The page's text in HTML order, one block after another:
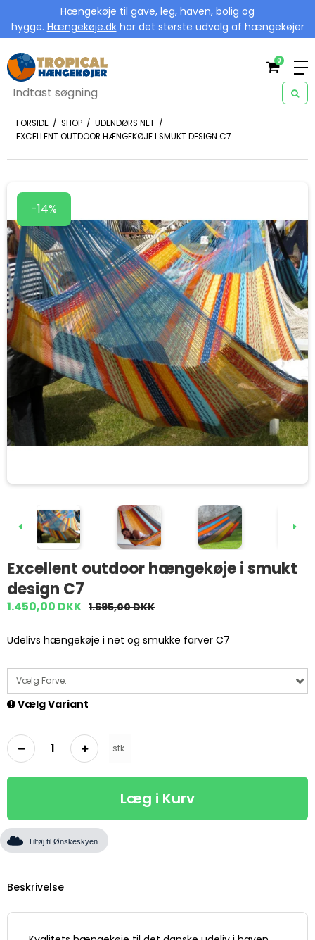
Hængekøje til gave, leg, haven, bolig og
hygge. Hængekøje.dkhar det største udvalg af hængekøjer
0
FORSIDE / SHOP / UDENDØRS NET /
EXCELLENT OUTDOOR HÆNGEKØJE I SMUKT DESIGN C7
-14%
Excellent outdoor hængekøje i smukt
design C7
1.450,00 DKK 1.695,00 DKK
Udelivs hængekøje i net og smukke farver C7
Vælg Farve:
Vælg Variant
stk.
Læg i Kurv
Tilføj til Ønskeskyen
Beskrivelse